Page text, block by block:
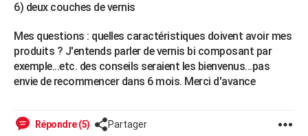
Carte de Noël
Carte Bonne année
Carte Saint-Valentin
Carte Pâques
Carte d'anniversaire
Dictionnaire
Biographies
Citations
Expressions
Proverbes
PROGRAMME TV
COPAINS D'AVANT
FORUM
6) deux couches de vernis
Mes questions : quelles caractéristiques doivent avoir mes
produits ? J'entends parler de vernis bi composant par
exemple...etc. des conseils seraient les bienvenus...pas
envie de recommencer dans 6 mois. Merci d'avance
Répondre (5) Partager